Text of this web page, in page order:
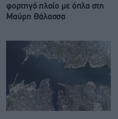
φορτηγό πλοίο με όπλα στη
Μαύρη Θάλασσα